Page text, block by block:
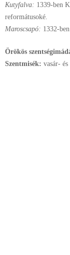
Kutyfalva: 1339-ben
reformátusoké.
Maroscsapó: 1332-
Örökös
Szentmisék: vasár-